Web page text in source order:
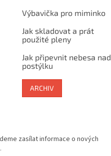
Výbavička pro miminko
Jak skladovat a prát
použité pleny
Jak připevnit nebesa nad
postýlku
ARCHIV
zasílat informace o nových